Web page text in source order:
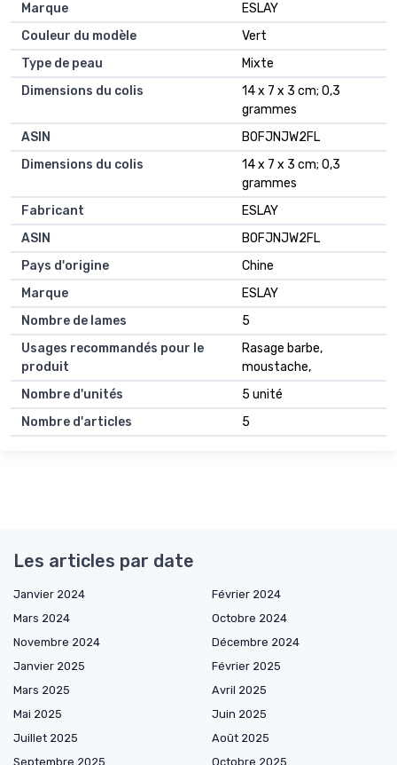
Marque
‎ESLAY
Couleur du modèle
‎Vert
Type de peau
‎Mixte
Dimensions du colis
‎14 x 7 x 3 cm; 0,3
grammes
ASIN
‎B0FJNJW2FL
Dimensions du colis
14 x 7 x 3 cm; 0,3
grammes
Fabricant
ESLAY
ASIN
B0FJNJW2FL
Pays d'origine
Chine
Marque
ESLAY
Nombre de lames
5
Usages recommandés pour le
produit
Rasage barbe,
moustache,
Nombre d'unités
5 unité
Nombre d'articles
5
Les articles par date
Janvier 2024
Février 2024
Mars 2024
Octobre 2024
Novembre 2024
Décembre 2024
Janvier 2025
Février 2025
Mars 2025
Avril 2025
Mai 2025
Juin 2025
Juillet 2025
Août 2025
Septembre 2025
Octobre 2025